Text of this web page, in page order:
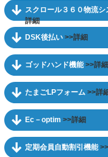
スクロール３６０物流シ
詳細
DSK後払い >>詳細
ゴッドハンド機能>>詳細
たまごLPフォーム >>詳
Ec－optim >>詳細
定期会員自動割引機能